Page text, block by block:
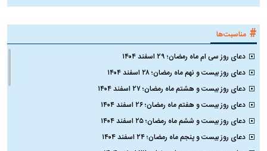
# مناسبت‌ها
دعای روز سی ام ماه رمضان؛ ۲۹ اسفند ۱۴۰۴
دعای روز بیست و نهم ماه رمضان؛ ۲۸ اسفند ۱۴۰۴
دعای روز بیست و هشتم ماه رمضان؛ ۲۷ اسفند ۱۴۰۴
دعای روز بیست و هفتم ماه رمضان؛ ۲۶ اسفند ۱۴۰۴
دعای روز بیست و ششم ماه رمضان؛ ۲۵ اسفند ۱۴۰۴
دعای روز بیست و پنجم ماه رمضان؛ ۲۴ اسفند ۱۴۰۴